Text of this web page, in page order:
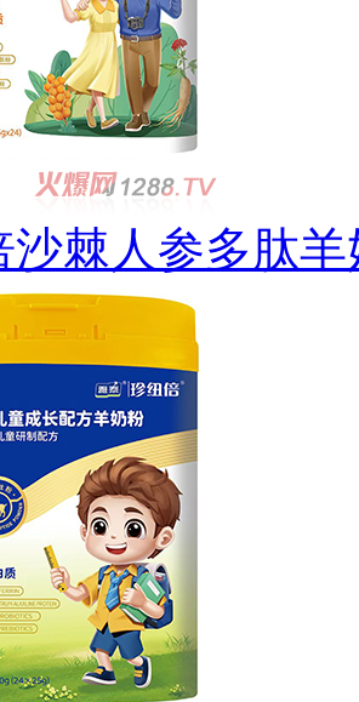
沙棘人参多肽羊